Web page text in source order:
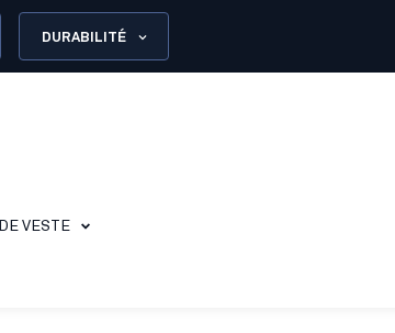
DURABILITÉ
VESTE